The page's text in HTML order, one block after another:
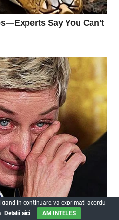
in continuare, va exprimati acordul
Detalii aici AM INTELES